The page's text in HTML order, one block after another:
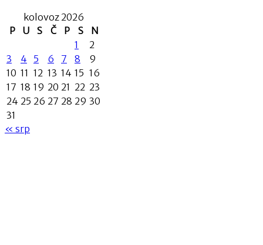
kolovoz 2026
P
U S Č P S
N
1
2
3
4 5 6 7 8
9
10 11 12 13 14 15 16
17 18 19 20 21 22 23
24 25 26 27 28 29 30
31
« srp